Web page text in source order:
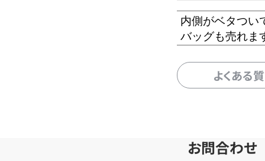
内側がベタつい
バッグも売れま
よくある
お問合わせ